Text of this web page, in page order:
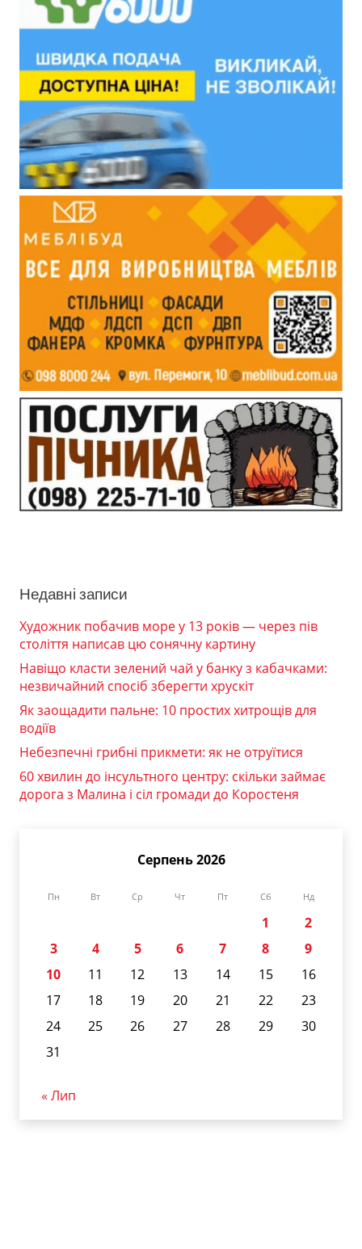
Недавні записи
Художник побачив море у 13 років — через пів
століття написав цю сонячну картину
Навіщо класти зелений чай у банку з кабачками:
незвичайний спосіб зберегти хрускіт
Як заощадити пальне: 10 простих хитрощів для
водіїв
Небезпечні грибні прикмети: як не отруїтися
60 хвилин до інсультного центру: скільки займає
дорога з Малина і сіл громади до Коростеня
Серпень 2026
Пн Вт Ср Чт Пт Сб Нд
1
2
3
4 5 6 7 8
9
10
11 12 13 14 15
16
17
18 19 20 21 22
23
24
25 26 27 28 29
30
31
« Лип